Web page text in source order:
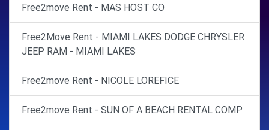
Free2move Rent - MAS HOST CO
Free2Move Rent - MIAMI LAKES DODGE CHRYSLER
JEEP RAM - MIAMI LAKES
Free2move Rent - NICOLE LOREFICE
Free2move Rent - SUN OF A BEACH RENTAL COMP